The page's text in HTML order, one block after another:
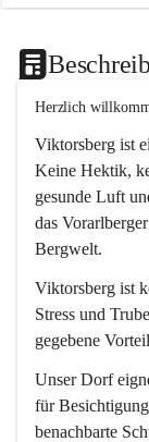
Herzlich
Viktorsberg ist
Keine Hektik,
gesunde Luft
das
Bergwelt.
Viktorsberg ist
Stress und
gegebene
Unser Dorf
für
benachbarte